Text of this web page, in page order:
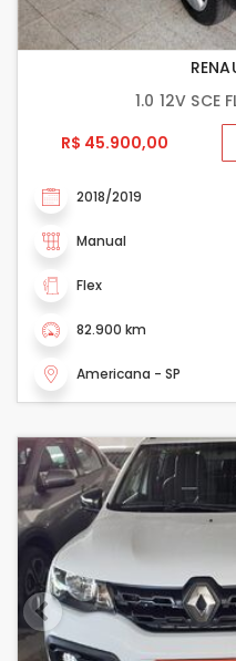
1.0 12V SCE
R$ 45.900,00
2018/2019
Manual
Flex
82.900 km
Americana - SP